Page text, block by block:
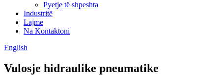
Pyetje të shpeshta
Industritë
Lajme
Na Kontaktoni
English
Vulosje hidraulike pneumatike